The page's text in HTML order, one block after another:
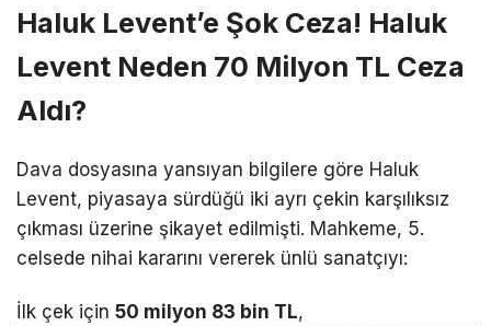
Haluk Levent’e Şok Ceza! Haluk
Levent Neden 70 Milyon TL Ceza
Aldı?
Dava dosyasına yansıyan bilgilere göre Haluk
Levent, piyasaya sürdüğü iki ayrı çekin karşılıksız
çıkması üzerine şikayet edilmişti. Mahkeme, 5.
celsede nihai kararını vererek ünlü sanatçıyı:
İlk çek için 50 milyon 83 bin TL,